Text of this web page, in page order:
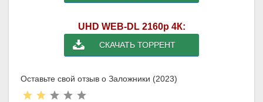
UHD WEB-DL 2160p 4К:
СКАЧАТЬ ТОРРЕНТ
Оставьте свой отзыв о Заложники (2023)